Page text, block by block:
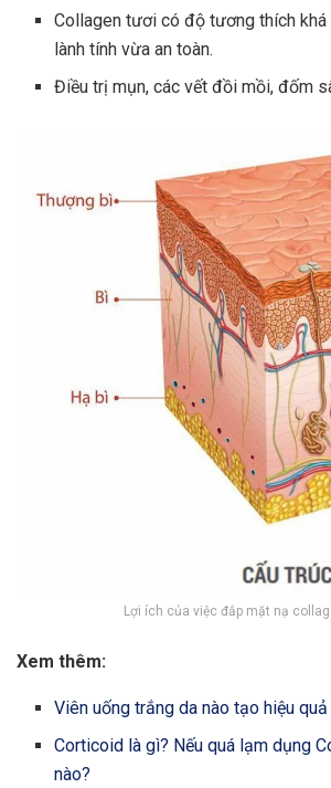
Collagen tươi có độ tương thích khá
lành tính vừa an toàn.
Điều trị mụn, các vết đồi mồi, đốm
Lợi ích của việc đắp mặt nạ
Xem thêm:
Viên uống trắng da nào tạo hiệu
Corticoid là gì? Nếu quá lạm dụng
nào?